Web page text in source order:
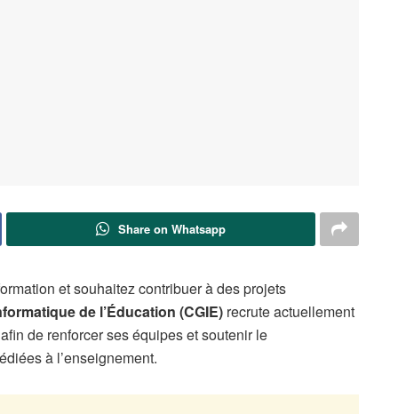
Share on Whatsapp
et souhaitez contribuer à des projets
de l’Éducation (CGIE) recrute actuellement
de renforcer ses équipes et soutenir le
à l’enseignement.